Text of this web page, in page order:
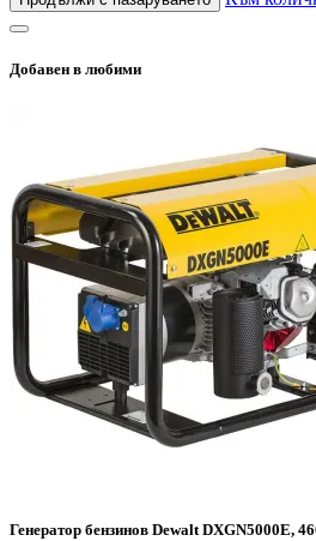
Добавен в любими
Генератор бензинов Dewalt DXGN5000E,